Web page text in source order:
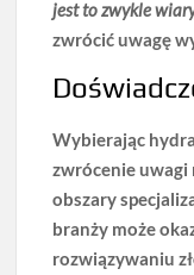
jest to zwykle
zwrócić uwagę
Wybierając
zwrócenie uwagi
obszary
branży może
rozwiązywaniu